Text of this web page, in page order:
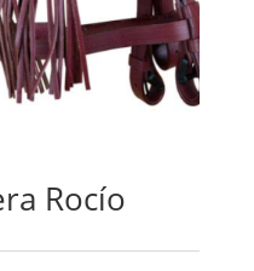
Rocío